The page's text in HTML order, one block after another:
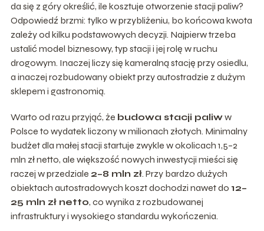
da się z góry określić, ile kosztuje otworzenie stacji paliw?
Odpowiedź brzmi: tylko w przybliżeniu, bo końcowa kwota
zależy od kilku podstawowych decyzji. Najpierw trzeba
ustalić model biznesowy, typ stacji i jej rolę w ruchu
drogowym. Inaczej liczy się kameralną stację przy osiedlu,
a inaczej rozbudowany obiekt przy autostradzie z dużym
sklepem i gastronomią.
Warto od razu przyjąć, że budowa stacji paliww
Polsce to wydatek liczony w milionach złotych. Minimalny
budżet dla małej stacji startuje zwykle w okolicach 1,5–2
mln zł netto, ale większość nowych inwestycji mieści się
raczej w przedziale 2–8 mln zł. Przy bardzo dużych
obiektach autostradowych koszt dochodzi nawet do 12–
25 mln zł netto, co wynika z rozbudowanej
infrastruktury i wysokiego standardu wykończenia.